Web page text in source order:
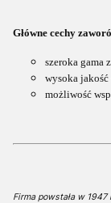
Główne cechy
szeroka gama
wysoka
możliwość
Firma powstała w